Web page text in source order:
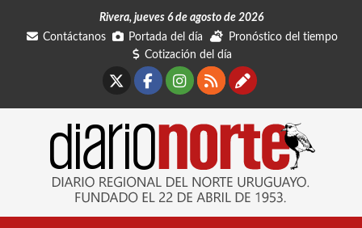
Rivera, jueves 6 de agosto de 2026
Contáctanos
Portada del día
Pronóstico del tiempo
Cotización del día
Facebook
Instagram
RSSContáctanos